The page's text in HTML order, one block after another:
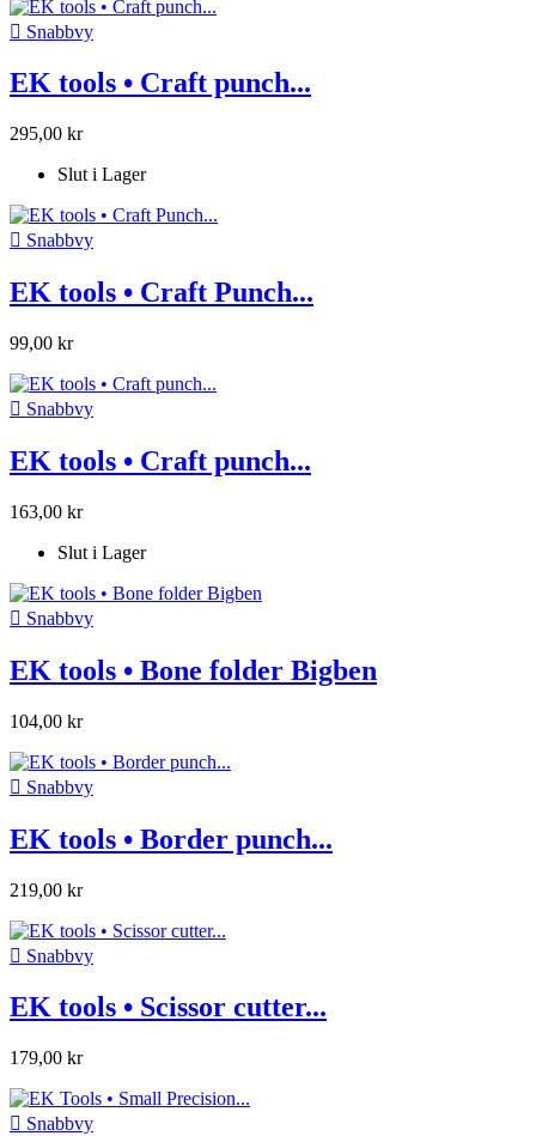
 Snabbvy
EK tools • Craft punch...
295,00 kr
Slut i Lager
 Snabbvy
EK tools • Craft Punch...
99,00 kr
 Snabbvy
EK tools • Craft punch...
163,00 kr
Slut i Lager
 Snabbvy
EK tools • Bone folder Bigben
104,00 kr
 Snabbvy
EK tools • Border punch...
219,00 kr
 Snabbvy
EK tools • Scissor cutter...
179,00 kr
 Snabbvy